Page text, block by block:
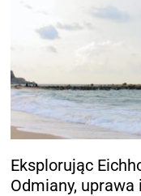
Eksplorując
Odmiany,